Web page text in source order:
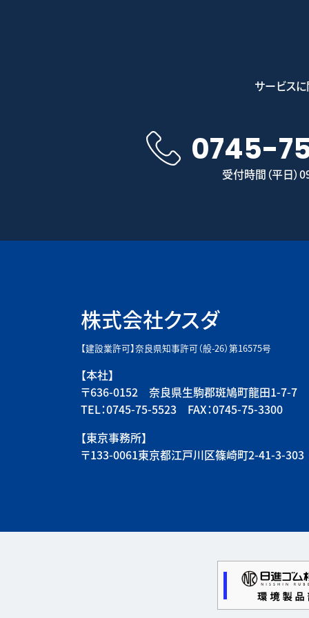
サービス
0745-
受付時間（平日
株式会社クスダ
【建設業許可】奈良県知事許可（般-26）第16575号
【本社】
〒636-0152 奈良県生駒郡斑鳩町龍田1-7-7
TEL：0745-75-5523 FAX：0745-75-3300
【東京事務所】
〒133-0061東京都江戸川区篠崎町2-41-3-303